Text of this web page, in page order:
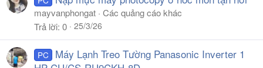
mayvanphongat Các quảng cáo khác
Trả lời 0 25/3/26
PC
Máy Lạnh Treo Tường Panasonic Inverter 1